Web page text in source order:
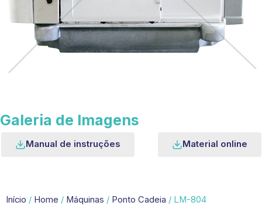
Galeria de Imagens
Manual de instruções Material online
Início / Home / Máquinas / Ponto Cadeia / LM-804